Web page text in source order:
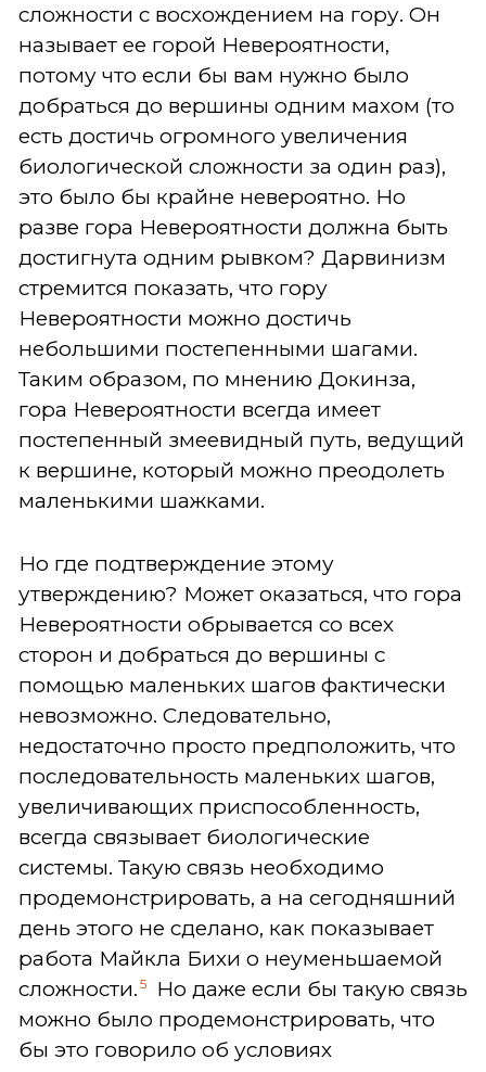
сложности с восхождением на гору. Он
называет ее горой Невероятности,
потому что если бы вам нужно было
добраться до вершины одним махом (то
есть достичь огромного увеличения
биологической сложности за один раз),
это было бы крайне невероятно. Но
разве гора Невероятности должна быть
достигнута одним рывком? Дарвинизм
стремится показать, что гору
Невероятности можно достичь
небольшими постепенными шагами.
Таким образом, по мнению Докинза,
гора Невероятности всегда имеет
постепенный змеевидный путь, ведущий
к вершине, который можно преодолеть
маленькими шажками.
Но где подтверждение этому
утверждению? Может оказаться, что гора
Невероятности обрывается со всех
сторон и добраться до вершины с
помощью маленьких шагов фактически
невозможно. Следовательно,
недостаточно просто предположить, что
последовательность маленьких шагов,
увеличивающих приспособленность,
всегда связывает биологические
системы. Такую связь необходимо
продемонстрировать, а на сегодняшний
день этого не сделано, как показывает
работа Майкла Бихи о неуменьшаемой
сложности. 5
Но даже если бы такую связь
можно было продемонстрировать, что
бы это говорило об условиях